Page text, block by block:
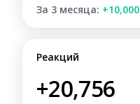
За 3 месяца: +10,000
Реакций
+20,756